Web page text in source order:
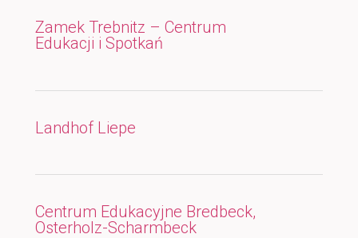
Zamek Trebnitz – Centrum
Edukacji i Spotkań
Landhof Liepe
Centrum Edukacyjne Bredbeck,
Osterholz-Scharmbeck